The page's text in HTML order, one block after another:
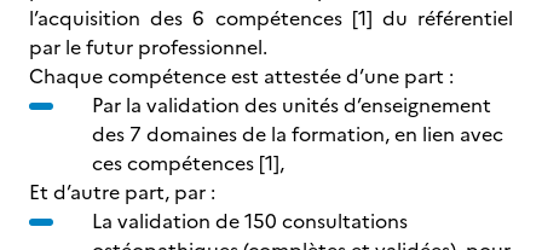
l’acquisition des 6 compétences [1] du référentiel
par le futur professionnel.
Chaque compétence est attestée d’une part :
Par la validation des unités d’enseignement
des 7 domaines de la formation, en lien avec
ces compétences [1],
Et d’autre part, par :
La validation de 150 consultations